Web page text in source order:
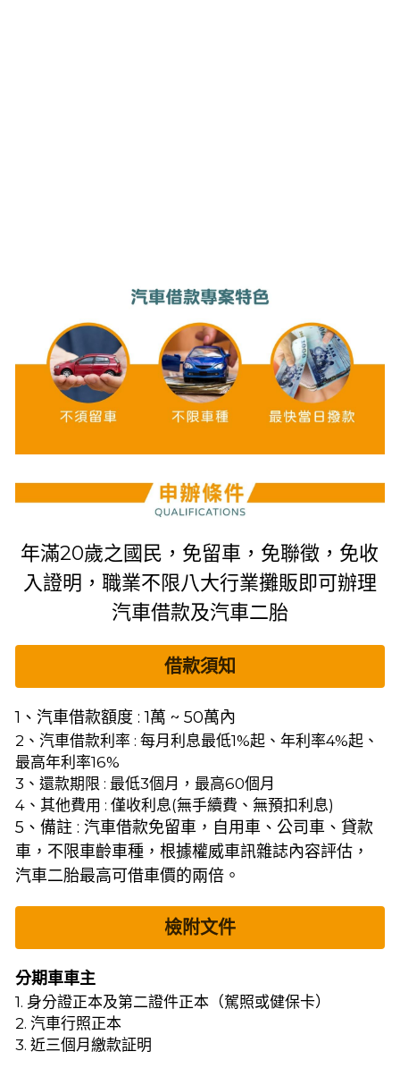
年滿20歲之國民，免留車，免聯徵，免收
入證明，職業不限八大行業攤販即可辦理
汽車借款及汽車二胎
借款須知
1、汽車借款額度 : 1萬 ~ 50萬內
2、汽車借款利率 : 每月利息最低1%起、年利率4%起、
最高年利率16%
3、還款期限 : 最低3個月，最高60個月
4、其他費用 : 僅收利息(無手續費、無預扣利息)
5、備註 : 汽車借款免留車，自用車、公司車、貸款
車，不限車齡車種，根據權威車訊雜誌內容評估，
汽車二胎最高可借車價的兩倍。
檢附文件
分期車車主
1. 身分證正本及第二證件正本（駕照或健保卡）
2. 汽車行照正本
3. 近三個月繳款証明